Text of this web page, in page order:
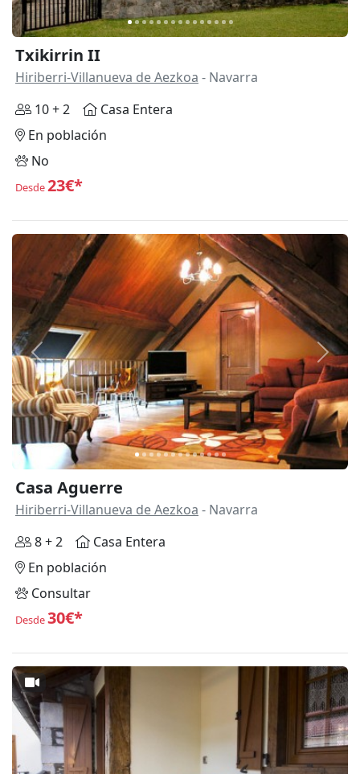
Txikirrin II
Hiriberri-Villanueva de Aezkoa - Navarra
10 + 2
Casa Entera
En población
No
Desde23€*
Anterior
Casa Aguerre
Hiriberri-Villanueva de Aezkoa - Navarra
8 + 2
Casa Entera
En población
Consultar
Desde30€*